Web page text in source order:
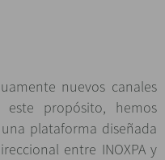
nuevos canales
propósito, hemos
plataforma diseñada
entre INOXPA y